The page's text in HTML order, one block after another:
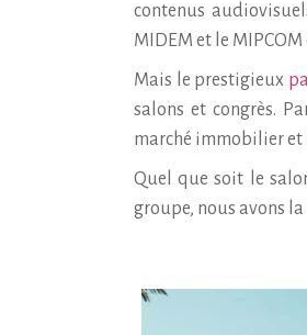
contenus
MIDEM et le
Mais le prestigieux
salons et congrès.
marché immobilier et
Quel que soit le
groupe, nous avons